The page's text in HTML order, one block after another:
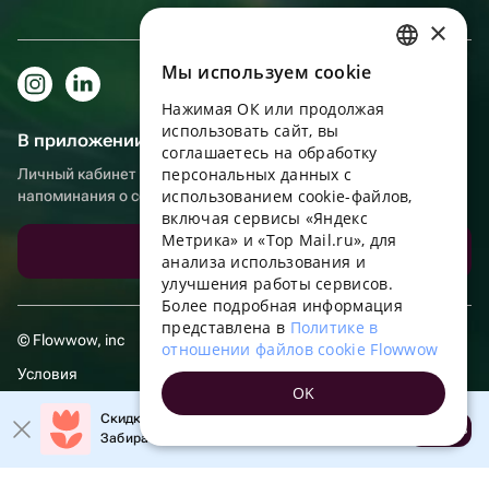
В приложении еще удобнее!
Личный кабинет получателя, больше бонусов за покупки и
напоминания о событиях
Скачать приложение
© Flowwow, inc
Условия
Обработка персональных данных
Скидка 20% на первый заказ!
Забирайте промокод в приложении!
Открыть
ENGLISH
UKRAINIAN
PORTUGUESE
FRENCH
TURKISH
POLISH
×
Мы используем сookie
Нажимая ОК или продолжая
использовать сайт, вы
соглашаетесь на обработку
персональных данных с
использованием cookie-файлов,
включая сервисы «Яндекс
Метрика» и «Top Mail.ru», для
анализа использования и
улучшения работы сервисов.
Более подробная информация
представлена в Политике в
отношении файлов cookie Flowwow
OK